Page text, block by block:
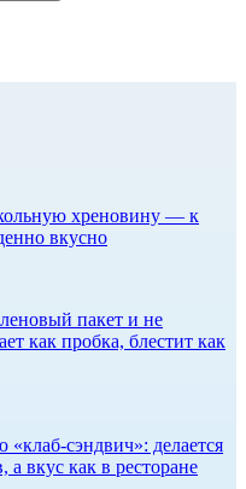
хреновину — к
вкусно
пакет и не
как пробка, блестит как
сэндвич»: делается
а вкус как в ресторане